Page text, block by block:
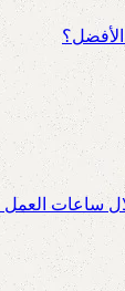
الأفضل؟
ساعات العمل